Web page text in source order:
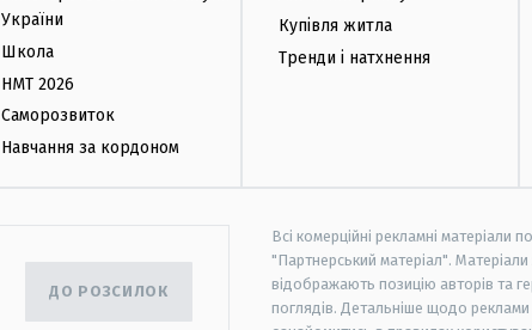
України
Школа
НМТ 2026
Саморозвиток
Навчання за кордоном
Купівля житла
Тренди і натхнення
ДО РОЗСИЛОК
Всі комерційні рекламні матеріали
"Партнерський матеріал".
відображають позицію авторів та
поглядів. Детальніше щодо